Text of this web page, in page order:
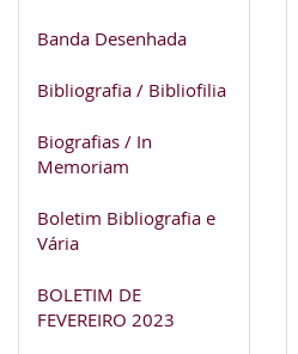
Banda Desenhada
Bibliografia / Bibliofilia
Biografias / In
Memoriam
Boletim Bibliografia e
Vária
BOLETIM DE
FEVEREIRO 2023